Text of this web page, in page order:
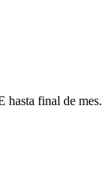
final de mes.